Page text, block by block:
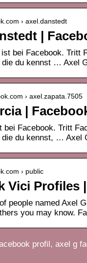
› axel.danstedt
|
bei Facebook. Tritt
die du kennst … Axel
› axel.zapata.7505
|
bei Facebook. Tritt
die du kennst, …
› public
Vici Profiles
people named Axel
you may know.
profil, axel g